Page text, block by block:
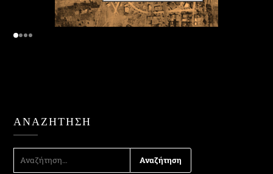
ΑΝΑΖΉΤΗΣΗ
ΑΝΑΖΉΤΗΣΗ
ΓΙΑ: